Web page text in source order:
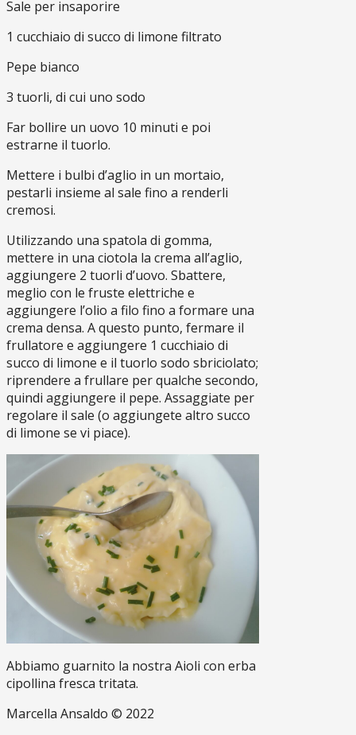
Sale per insaporire
1 cucchiaio di succo di limone filtrato
Pepe bianco
3 tuorli, di cui uno sodo
Far bollire un uovo 10 minuti e poi
estrarne il tuorlo.
Mettere i bulbi d’aglio in un mortaio,
pestarli insieme al sale fino a renderli
cremosi.
Utilizzando una spatola di gomma,
mettere in una ciotola la crema all’aglio,
aggiungere 2 tuorli d’uovo. Sbattere,
meglio con le fruste elettriche e
aggiungere l’olio a filo fino a formare una
crema densa. A questo punto, fermare il
frullatore e aggiungere 1 cucchiaio di
succo di limone e il tuorlo sodo sbriciolato;
riprendere a frullare per qualche secondo,
quindi aggiungere il pepe. Assaggiate per
regolare il sale (o aggiungete altro succo
di limone se vi piace).
Abbiamo guarnito la nostra Aioli con erba
cipollina fresca tritata.
Marcella Ansaldo © 2022